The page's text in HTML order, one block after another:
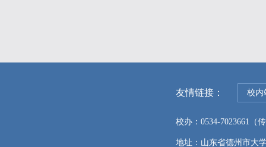
友情链接： 校内
校办：0534-7023661（
地址：山东省德州市大